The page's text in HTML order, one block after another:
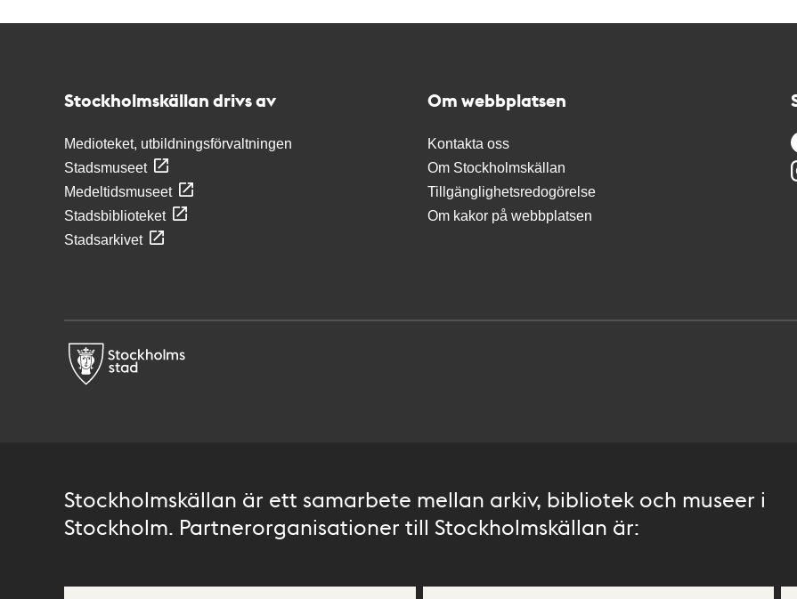
Stockholmskällan drivs av
Medioteket, utbildningsförvaltningen
Stadsmuseet
Medeltidsmuseet
Stadsbiblioteket
Stadsarkivet
Om webbplatsen
Kontakta oss
Om Stockholmskällan
Tillgänglighetsredogörelse
Om kakor på webbplatsen
Stockholmskällan är ett samarbete mellan arkiv, bibliotek och museer i
Stockholm. Partnerorganisationer till Stockholmskällan är: